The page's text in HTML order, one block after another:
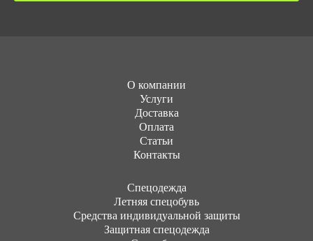
О компании
Услуги
Доставка
Оплата
Статьи
Контакты
Cпецодежда
Летняя спецобувь
Средства индивидуальной защиты
Защитная спецодежда